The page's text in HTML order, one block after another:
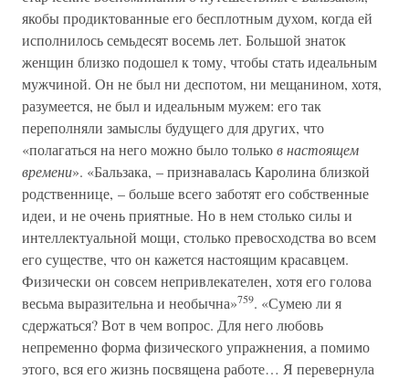
якобы продиктованные его бесплотным духом, когда ей
исполнилось семьдесят восемь лет. Большой знаток
женщин близко подошел к тому, чтобы стать идеальным
мужчиной. Он не был ни деспотом, ни мещанином, хотя,
разумеется, не был и идеальным мужем: его так
переполняли замыслы будущего для других, что
«полагаться на него можно было тольков настоящем
времени». «Бальзака, – признавалась Каролина близкой
родственнице, – больше всего заботят его собственные
идеи, и не очень приятные. Но в нем столько силы и
интеллектуальной мощи, столько превосходства во всем
его существе, что он кажется настоящим красавцем.
Физически он совсем непривлекателен, хотя его голова
весьма выразительна и необычна»759. «Сумею ли я
сдержаться? Вот в чем вопрос. Для него любовь
непременно форма физического упражнения, а помимо
этого, вся его жизнь посвящена работе… Я перевернула